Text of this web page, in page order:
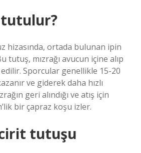
tutulur?
hizasında, ortada bulunan ipin
tutuş, mızrağı avucun içine alıp
edilir. Sporcular genellikle 15-20
ve giderek daha hızlı
geri alındığı ve atış için
bir çapraz koşu izler.
tutuşu